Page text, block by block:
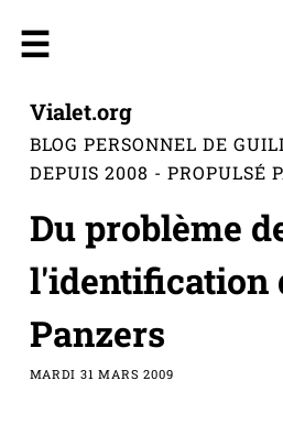
Vialet.org
BLOG PERSONNEL DE
DEPUIS 2008 - PROPULSÉ
Du problème
l'identification
Panzers
MARDI 31 MARS 2009